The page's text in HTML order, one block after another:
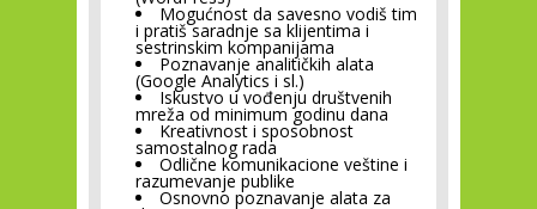
Mogućnost da savesno vodiš tim
i pratiš saradnje sa klijentima i
sestrinskim kompanijama
Poznavanje analitičkih alata
(Google Analytics i sl.)
Iskustvo u vođenju društvenih
mreža od minimum godinu dana
Kreativnost i sposobnost
samostalnog rada
Odlične komunikacione veštine i
razumevanje publike
Osnovno poznavanje alata za